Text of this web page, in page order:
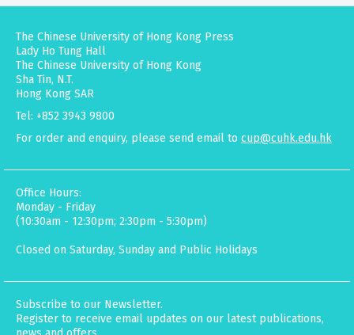
The Chinese University of Hong Kong Press
Lady Ho Tung Hall
The Chinese University of Hong Kong
Sha Tin, N.T.
Hong Kong SAR
Tel: +852 3943 9800
For order and enquiry, please send email to cup@cuhk.edu.hk
Office Hours:
Monday - Friday
(10:30am - 12:30pm; 2:30pm - 5:30pm)
Closed on Saturday, Sunday and Public Holidays
Subscribe to our Newsletter.
Register to receive email updates on our latest publications,